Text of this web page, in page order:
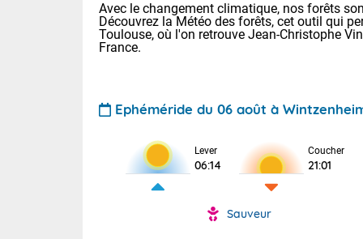
Avec le changement climatique, nos forêts
Découvrez la Météo des forêts, cet outil qui
Toulouse, où l'on retrouve Jean-Christophe
France.
Ephéméride du 06 août à
Lever
06:14
Coucher
21:01
Sauveur
Voici les
: 18/23 Paris
Clermont-
Lille : 19/24